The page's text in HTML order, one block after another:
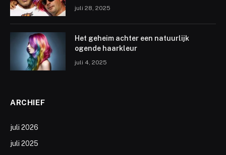
juli 28, 2025
Het geheim achter een natuurlijk
ogende haarkleur
juli 4, 2025
ARCHIEF
juli 2026
juli 2025